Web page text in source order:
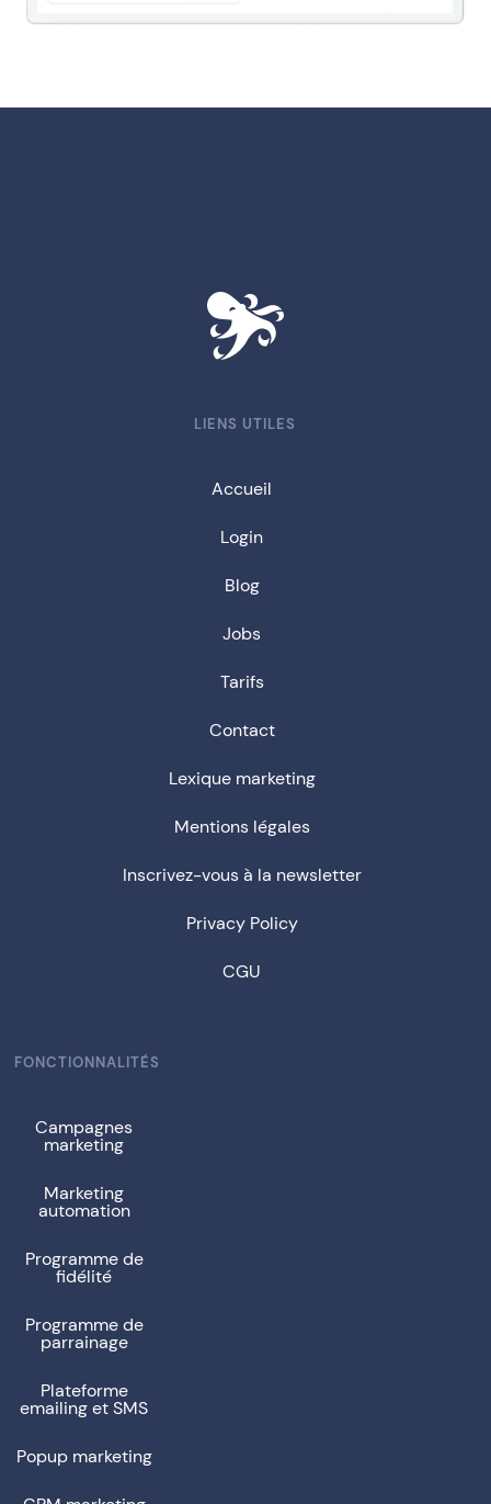
LIENS UTILES
Accueil
Login
Blog
Jobs
Tarifs
Contact
Lexique marketing
Mentions légales
Inscrivez-vous à la newsletter
Privacy Policy
CGU
FONCTIONNALITÉS
Campagnes
marketing
Marketing
automation
Programme de
fidélité
Programme de
parrainage
Plateforme
emailing et SMS
Popup marketing